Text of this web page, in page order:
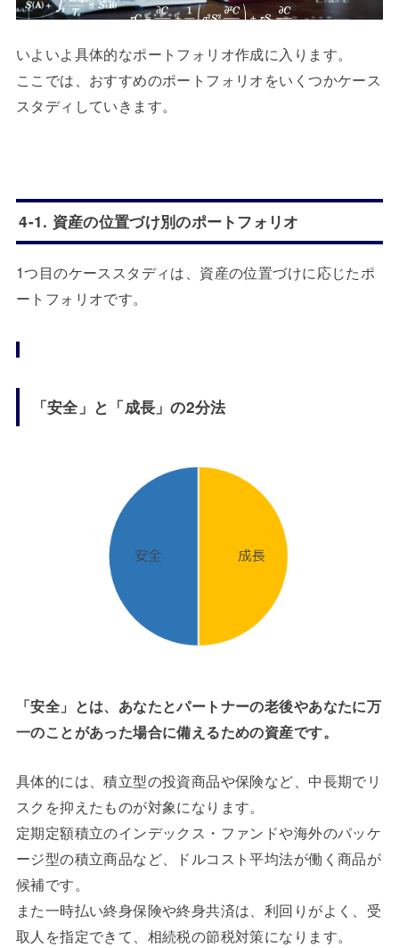
いよいよ具体的なポートフォリオ作成に入ります。
ここでは、おすすめのポートフォリオをいくつかケース
スタディしていきます。
4-1. 資産の位置づけ別のポートフォリオ
1つ目のケーススタディは、資産の位置づけに応じたポ
ートフォリオです。
「安全」と「成長」の2分法
「安全」とは、あなたとパートナーの老後やあなたに万
一のことがあった場合に備えるための資産です。
具体的には、積立型の投資商品や保険など、中長期でリ
スクを抑えたものが対象になります。
定期定額積立のインデックス・ファンドや海外のパッケ
ージ型の積立商品など、ドルコスト平均法が働く商品が
候補です。
また一時払い終身保険や終身共済は、利回りがよく、受
取人を指定できて、相続税の節税対策になります。